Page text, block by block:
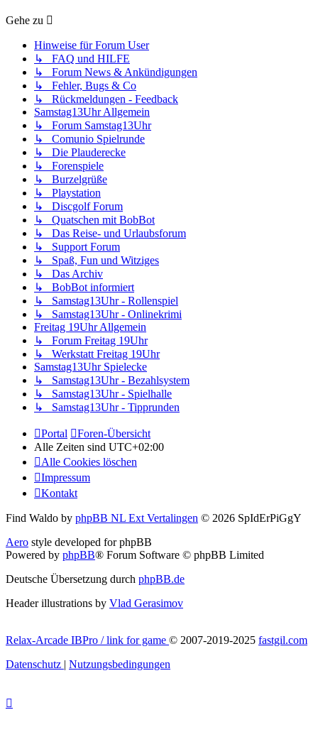
Gehe zu
Hinweise für Forum User
↳ FAQ und HILFE
↳ Forum News & Ankündigungen
↳ Fehler, Bugs & Co
↳ Rückmeldungen - Feedback
Samstag13Uhr Allgemein
↳ Forum Samstag13Uhr
↳ Comunio Spielrunde
↳ Die Plauderecke
↳ Forenspiele
↳ Burzelgrüße
↳ Playstation
↳ Discgolf Forum
↳ Quatschen mit BobBot
↳ Das Reise- und Urlaubsforum
↳ Support Forum
↳ Spaß, Fun und Witziges
↳ Das Archiv
↳ BobBot informiert
↳ Samstag13Uhr - Rollenspiel
↳ Samstag13Uhr - Onlinekrimi
Freitag 19Uhr Allgemein
↳ Forum Freitag 19Uhr
↳ Werkstatt Freitag 19Uhr
Samstag13Uhr Spielecke
↳ Samstag13Uhr - Bezahlsystem
↳ Samstag13Uhr - Spielhalle
↳ Samstag13Uhr - Tipprunden
Portal
Foren-Übersicht
Alle Zeiten sind UTC+02:00
Alle Cookies löschen
Impressum
Kontakt
Find Waldo by phpBB NL Ext Vertalingen © 2026 SpIdErPiGgY
Aero style developed for phpBB
Powered by phpBB® Forum Software © phpBB Limited
Deutsche Übersetzung durch phpBB.de
Header illustrations by Vlad Gerasimov
Relax-Arcade IBPro / link for game © 2007-2019-2025 fastgil.com
Datenschutz | Nutzungsbedingungen